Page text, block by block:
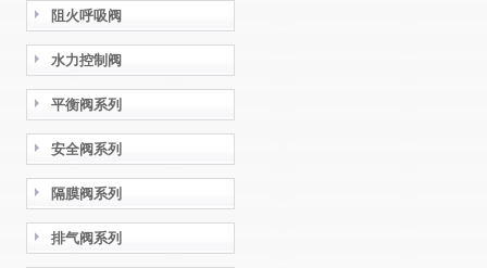
阻火呼吸阀
水力控制阀
平衡阀系列
安全阀系列
隔膜阀系列
排气阀系列